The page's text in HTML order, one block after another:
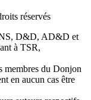
réservés
D&D, AD&D et
à TSR,
membres du Donjon
en aucun cas être